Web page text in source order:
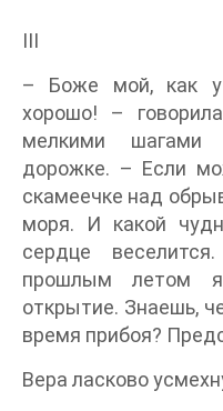
III
– Боже мой, как
хорошо! –
мелкими
дорожке. – Если
скамеечке над
моря. И какой
сердце
прошлым летом я
открытие. Знаешь,
время прибоя?
Вера ласково